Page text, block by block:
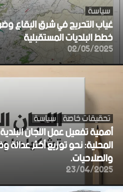
سياسة
غياب التحريج في شرق البقاع
خطط البلديات المستقبلية
02/05/2025
تحقيقات خاصة سياسة
أهمية تفعيل عمل اللجان
المحلية: نحو توزيع أكثر عدالة
والصلاحيات.
23/04/2025